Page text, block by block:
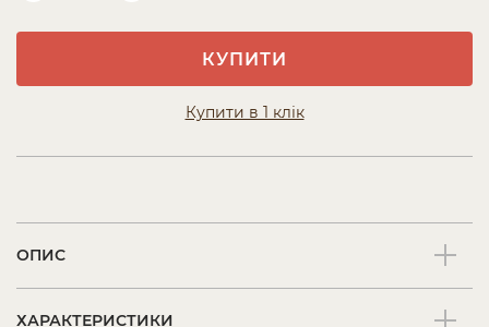
КУПИТИ
Купити в 1 клік
ОПИС
ХАРАКТЕРИСТИКИ